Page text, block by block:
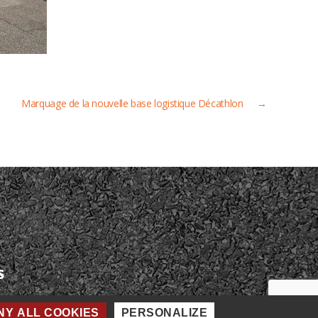
→
Marquage de la nouvelle base logistique Décathlon
ALL COOKIES PERSONALIZE